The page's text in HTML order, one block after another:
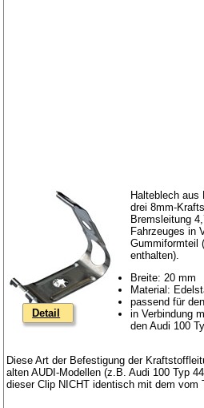
Detail
Halteblech aus
drei 8mm-
Bremsleitung
Fahrzeuges in
Gummiformteil
enthalten).
Breite: 20 mm
Material:
passend für
in Verbindung
den Audi 100
Diese Art der Befestigung der
alten AUDI-Modellen (z.B. Audi 100 Typ
dieser Clip NICHT identisch mit dem vom